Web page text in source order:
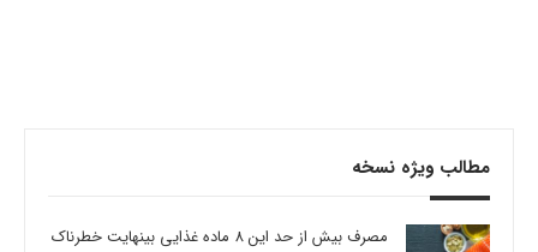
مطالب ویژه نسخه
مصرف بیش از حد این 8 ماده غذایی بینهایت خطرناک